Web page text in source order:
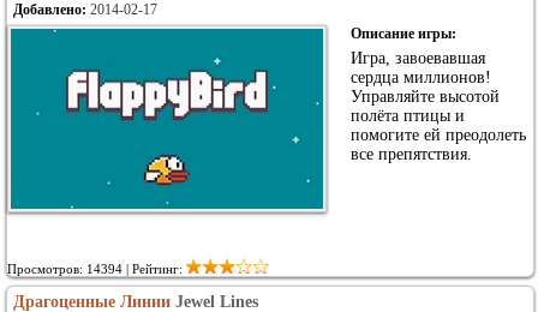
Добавлено: 2014-02-17
Описание игры:
Игра, завоевавшая
сердца миллионов!
Управляйте высотой
полёта птицы и
помогите ей преодолеть
все препятствия.
Просмотров: 14394 | Рейтинг:
Драгоценные Линии Jewel Lines